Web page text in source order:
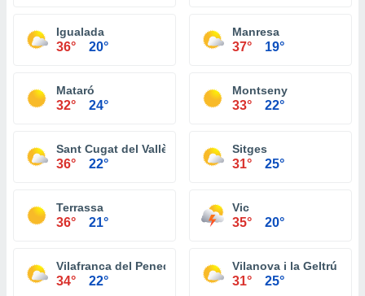
Igualada
36° 20°
Manresa
37° 19°
Mataró
32° 24°
Montseny
33° 22°
Sant Cugat del Vallès
36° 22°
Sitges
31° 25°
Terrassa
36° 21°
Vic
35° 20°
Vilafranca del Penedès
34° 22°
Vilanova i la Geltrú
31° 25°